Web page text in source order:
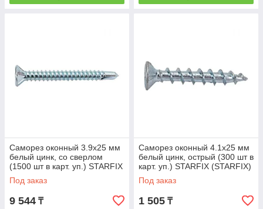
Саморез оконный 3.9х25 мм
белый цинк, со сверлом
(1500 шт в карт. уп.) STARFIX
(STARFIX) (SMC3-80888-
1500)
Под заказ
9 544 ₸
Саморез оконный 4.1х25 мм
белый цинк, острый (300 шт в
карт. уп.) STARFIX (STARFIX)
(SMC1-39913-300)
Под заказ
1 505 ₸